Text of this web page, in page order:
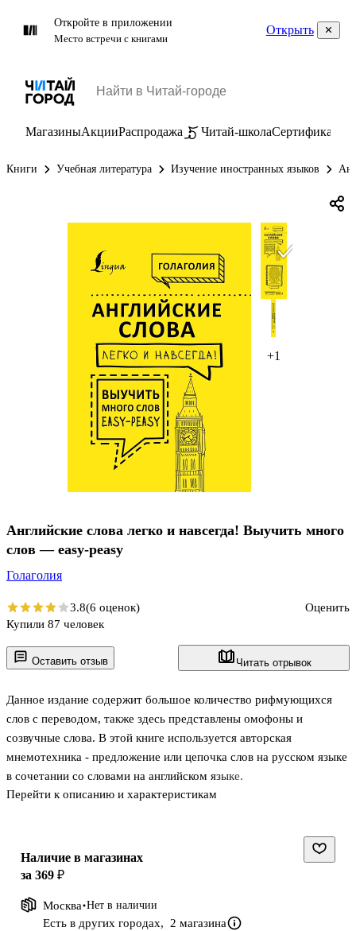
Откройте в приложении
Место встречи с книгами
Открыть
МагазиныАкцииРаспродажа Читай-школаСертификаты
Книги Учебная литература Изучение иностранных языков
+1
Оставить отзыв Читать отрывок
Данное издание содержит большое количество рифмующихся
слов с переводом, также здесь представлены омофоны и
созвучные слова. В этой книге используется авторская
мнемотехника - предложение или цепочка слов на русском языке
в сочетании со словами на английском языке.
Это первое печатное издание полюбившейся многим книги,
легко и навсегда!
Перейти к описанию и характеристикам
Английские слова легко и навсегда! Выучить много
слов — easy-peasy
Голаголия
3.8(6 оценок)
Оценить
Купили 87 человек
Наличие в магазинах
за 369 ₽
Москва Нет в наличии
Есть в других городах, 2 магазина